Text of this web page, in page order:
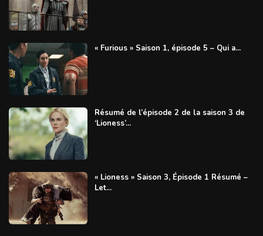
« Furious » Saison 1, épisode 5 – Qui a...
Résumé de l’épisode 2 de la saison 3 de
‘Lioness’...
« Lioness » Saison 3, Épisode 1 Résumé –
Let...